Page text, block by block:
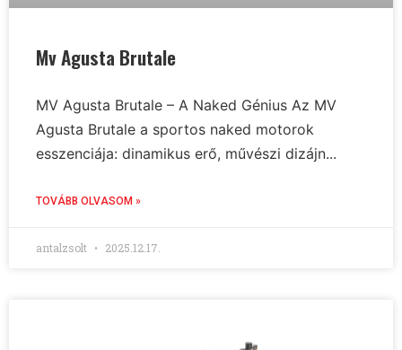
Mv Agusta Brutale
MV Agusta Brutale – A Naked Génius Az MV
Agusta Brutale a sportos naked motorok
esszenciája: dinamikus erő, művészi dizájn...
TOVÁBB OLVASOM »
antalzsolt 2025.12.17.